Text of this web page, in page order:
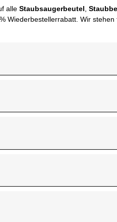
alleStaubsaugerbeutel,
Wiederbestellerrabatt. Wir